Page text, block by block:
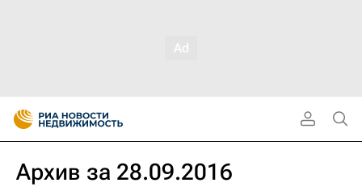
Архив за 28.09.2016